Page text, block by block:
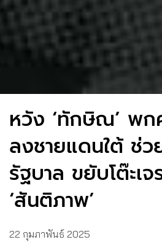
หวัง ‘ทักษิณ’ พก
ลงชายแดนใต้ ช่ว
รัฐบาล ขยับโต๊ะเจ
‘สันติภาพ’
22 กุมภาพันธ์ 2025